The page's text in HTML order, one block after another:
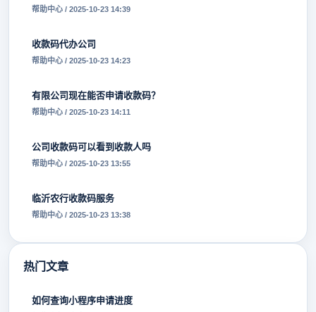
帮助中心 / 2025-10-23 14:39
收款码代办公司
帮助中心 / 2025-10-23 14:23
有限公司现在能否申请收款码？
帮助中心 / 2025-10-23 14:11
公司收款码可以看到收款人吗
帮助中心 / 2025-10-23 13:55
临沂农行收款码服务
帮助中心 / 2025-10-23 13:38
热门文章
如何查询小程序申请进度